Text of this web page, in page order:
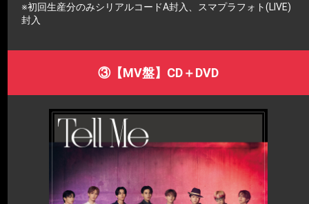
※初回生産分のみシリアルコードA封入、スマプラフォト(LIVE)
封入
③【MV盤】CD＋DVD